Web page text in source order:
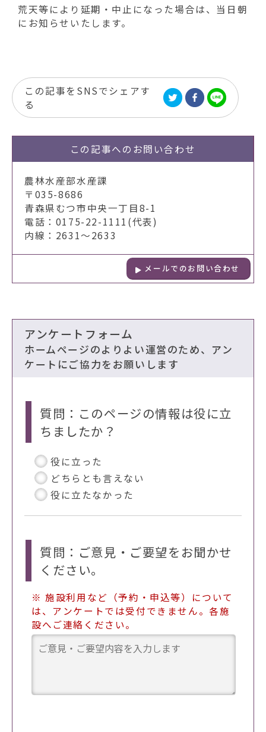
荒天等により延期・中止になった場合は、当日朝
にお知らせいたします。
この記事をSNSでシェアす
る
この記事への お問い合わせ
農林水産部水産課
〒035-8686
青森県むつ市中央一丁目8-1
電話：0175-22-1111(代表)
内線：2631～2633
メールでのお問い合わせ
アンケートフォーム
ホームページのよりよい運営のため、アン
ケートにご協力をお願いします
質問：このページの情報は役に立
ちましたか？
役に立った
どちらとも言えない
役に立たなかった
質問：ご意見・ご要望をお聞かせ
ください。
※ 施設利用など（予約・申込等）について
は、アンケートでは受付できません。各施
設へご連絡ください。